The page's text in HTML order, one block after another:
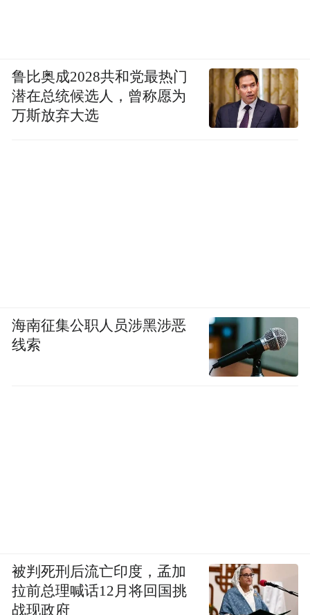
鲁比奥成2028共和党最热门
潜在总统候选人，曾称愿为
万斯放弃大选
海南征集公职人员涉黑涉恶
线索
被判死刑后流亡印度，孟加
拉前总理喊话12月将回国挑
战现政府